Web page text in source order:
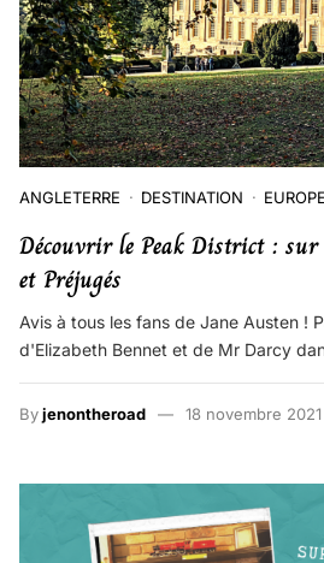
ANGLETERRE DESTINATION EUROPE
Découvrir le Peak District : sur
et Préjugés
Avis à tous les fans de Jane Austen !
d'Elizabeth Bennet et de Mr Darcy
Byjenontheroad 18 novembre 2021